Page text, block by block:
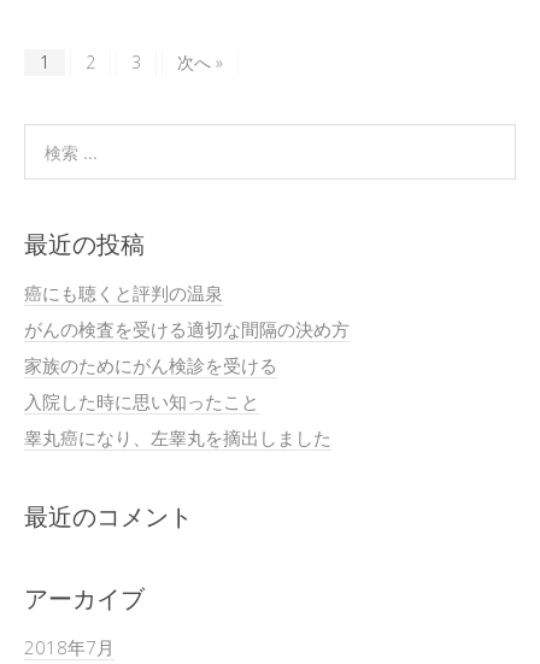
1 2 3 次へ »
最近の投稿
癌にも聴くと評判の温泉
がんの検査を受ける適切な間隔の決め方
家族のためにがん検診を受ける
入院した時に思い知ったこと
睾丸癌になり、左睾丸を摘出しました
最近のコメント
アーカイブ
2018年7月